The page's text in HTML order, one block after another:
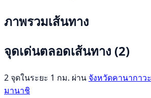
ภาพรวมเส้นทาง
จุดเด่นตลอดเส้นทาง (2)
2 จุดในระยะ 1 กม. ผ่าน จังหวัดคานากาวะ
มานาชิ